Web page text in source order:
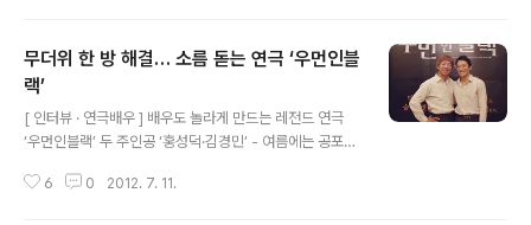
@naver.com [2018년 01월 14일] - 잘 다니던 회사를
그만뒀다. 더구나 결혼식을 앞두고 있던 시기였다. 주변에
서는 한사코 말렸지만, 지금이 적기라는 판단에서 결단을
미룰 수는 없었다. 상승가도를 달리던 중견기업에서 팀장
으로 승승장구하던 그였기에 주변의 만류는 더 단호했다.
“이 방법이 최선이야? 다시 생각해봐. 쉽지 않을 ..
무더위 한 방 해결… 소름 돋는 연극 ‘우먼인블
랙’
[ 인터뷰 · 연극배우 ] 배우도 놀라게 만드는 레전드 연극
‘우먼인블랙’ 두 주인공 ‘홍성덕·김경민’ - 여름에는 공포~
소설과 영화를 거쳐 연극으로 체감한다. 글·사진 : 김현동(c
6 0 2012. 7. 11.